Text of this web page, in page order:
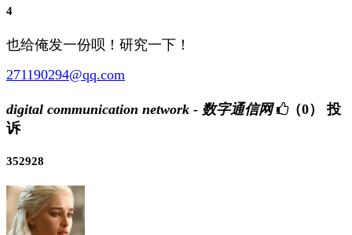
4
也给俺发一份呗！研究一下！
271190294@qq.com
digital communication network - 数字通信网 （0）
投
诉
352928